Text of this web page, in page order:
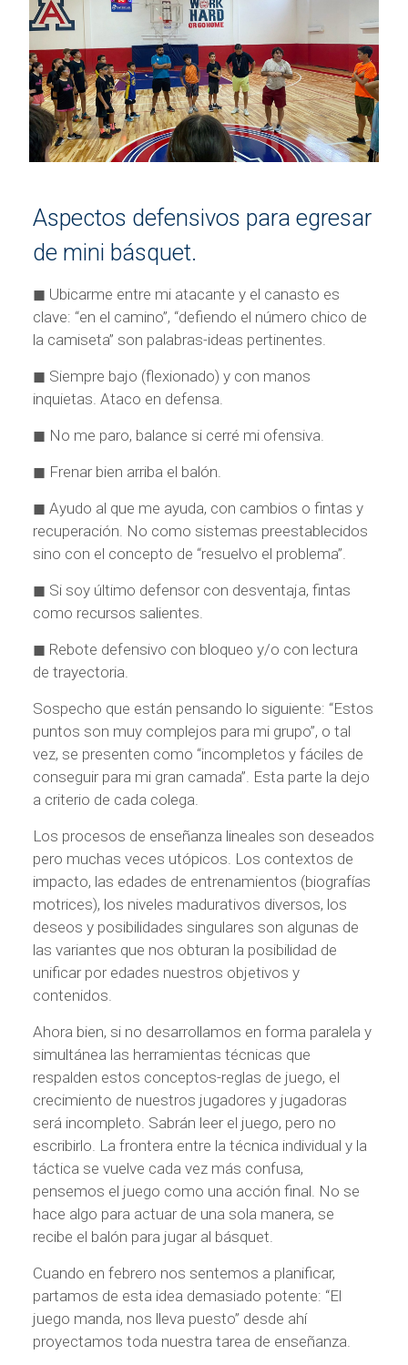
Aspectos defensivos para egresar
de mini básquet.
◼ Ubicarme entre mi atacante y el canasto es
clave: “en el camino”, “defiendo el número chico de
la camiseta” son palabras-ideas pertinentes.
◼ Siempre bajo (flexionado) y con manos
inquietas. Ataco en defensa.
◼ No me paro, balance si cerré mi ofensiva.
◼ Frenar bien arriba el balón.
◼ Ayudo al que me ayuda, con cambios o fintas y
recuperación. No como sistemas preestablecidos
sino con el concepto de “resuelvo el problema”.
◼ Si soy último defensor con desventaja, fintas
como recursos salientes.
◼ Rebote defensivo con bloqueo y/o con lectura
de trayectoria.
Sospecho que están pensando lo siguiente: “Estos
puntos son muy complejos para mi grupo”, o tal
vez, se presenten como “incompletos y fáciles de
conseguir para mi gran camada”. Esta parte la dejo
a criterio de cada colega.
Los procesos de enseñanza lineales son deseados
pero muchas veces utópicos. Los contextos de
impacto, las edades de entrenamientos (biografías
motrices), los niveles madurativos diversos, los
deseos y posibilidades singulares son algunas de
las variantes que nos obturan la posibilidad de
unificar por edades nuestros objetivos y
contenidos.
Ahora bien, si no desarrollamos en forma paralela y
simultánea las herramientas técnicas que
respalden estos conceptos-reglas de juego, el
crecimiento de nuestros jugadores y jugadoras
será incompleto. Sabrán leer el juego, pero no
escribirlo. La frontera entre la técnica individual y la
táctica se vuelve cada vez más confusa,
pensemos el juego como una acción final. No se
hace algo para actuar de una sola manera, se
recibe el balón para jugar al básquet.
Cuando en febrero nos sentemos a planificar,
partamos de esta idea demasiado potente: “El
juego manda, nos lleva puesto” desde ahí
proyectamos toda nuestra tarea de enseñanza.